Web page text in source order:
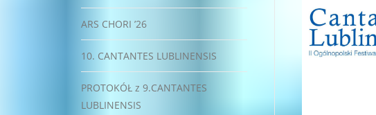
ARS CHORI ’26
10. CANTANTES LUBLINENSIS
PROTOKÓŁ z 9.CANTANTES
LUBLINENSIS